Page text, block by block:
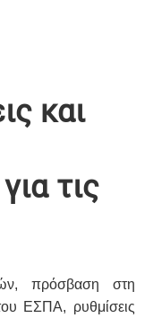
και
τις
πρόσβαση στη
ΕΣΠΑ, ρυθμίσεις